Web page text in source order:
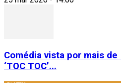
Comédia vista por mais
‘TOC TOC’...